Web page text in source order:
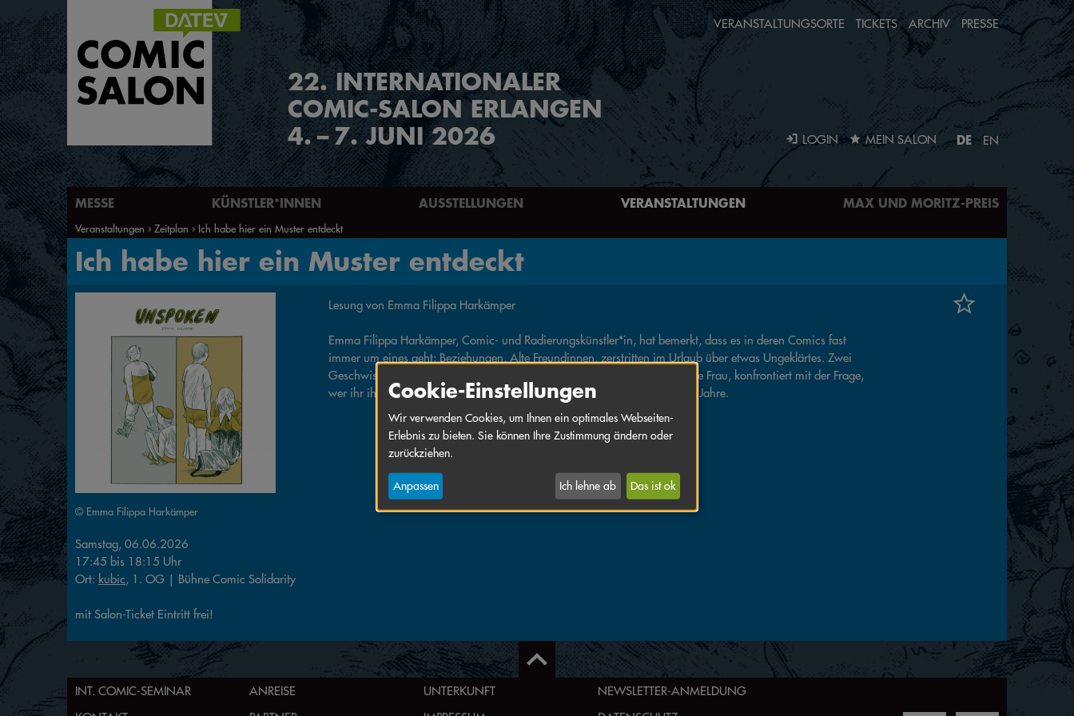
22. INTERNATIONALER
COMIC-SALON ERLANGEN
4. –7. JUNI 2026 LOGIN MEIN SALON DE EN
MESSE KÜNSTLER*INNEN AUSSTELLUNGEN VERANSTALTUNGEN MAX UND MORITZ-PREIS
VERANSTALTUNGSORTE TICKETS ARCHIV PRESSE
Veranstaltungen Zeitplan Ich habe hier ein Muster entdeckt
Ich habe hier ein Muster entdeckt
© Emma Filippa Harkämper
Samstag, 06.06.2026
17:45 bis 18:15 Uhr
Ort: kubic, 1. OG | Bühne Comic Solidarity
mit Salon-Ticket Eintritt frei!
Lesung von Emma Filippa Harkämper
Emma Filippa Harkämper, Comic- und Radierungskünstler*in, hat bemerkt, dass es in deren Comics fast
immer um eines geht: Beziehungen. Alte Freundinnen, zerstritten im Urlaub über etwas Ungeklärtes. Zwei
Geschwister, unerhofft wiedervereint durch das Erbe des Elternhauses. Eine Frau, konfrontiert mit der Frage,
wer ihr ihre Wut gegeben hat. Eine Lesung aus Emmas Comics der letzten Jahre.
INT. COMIC-SEMINAR ANREISE UNTERKUNFT
NEWSLETTER-ANMELDUNG
Cookie-Einstellungen
Wir verwenden Cookies, um Ihnen ein optimales Webseiten-
Erlebnis zu bieten. Sie können Ihre Zustimmung ändern oder
zurückziehen.
Anpassen Ich lehne ab Das ist ok